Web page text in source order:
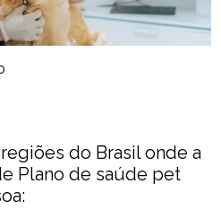
do Brasil onde a
Plano de saúde pet